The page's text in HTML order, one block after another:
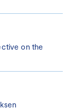
on the